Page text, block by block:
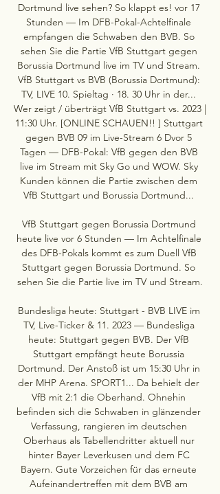
Dortmund live sehen? So klappt es! vor 17
Stunden — Im DFB-Pokal-Achtelfinale
empfangen die Schwaben den BVB. So
sehen Sie die Partie VfB Stuttgart gegen
Borussia Dortmund live im TV und Stream.
VfB Stuttgart vs BVB (Borussia Dortmund):
TV, LIVE 10. Spieltag · 18. 30 Uhr in der...
Wer zeigt / überträgt VfB Stuttgart vs. 2023 |
11:30 Uhr. [ONLINE SCHAUEN!! ] Stuttgart
gegen BVB 09 im Live-Stream 6 Dvor 5
Tagen — DFB-Pokal: VfB gegen den BVB
live im Stream mit Sky Go und WOW. Sky
Kunden können die Partie zwischen dem
VfB Stuttgart und Borussia Dortmund...
VfB Stuttgart gegen Borussia Dortmund
heute live vor 6 Stunden — Im Achtelfinale
des DFB-Pokals kommt es zum Duell VfB
Stuttgart gegen Borussia Dortmund. So
sehen Sie die Partie live im TV und Stream.
Bundesliga heute: Stuttgart - BVB LIVE im
TV, Live-Ticker & 11. 2023 — Bundesliga
heute: Stuttgart gegen BVB. Der VfB
Stuttgart empfängt heute Borussia
Dortmund. Der Anstoß ist um 15:30 Uhr in
der MHP Arena. SPORT1... Da behielt der
VfB mit 2:1 die Oberhand. Ohnehin
befinden sich die Schwaben in glänzender
Verfassung, rangieren im deutschen
Oberhaus als Tabellendritter aktuell nur
hinter Bayer Leverkusen und dem FC
Bayern. Gute Vorzeichen für das erneute
Aufeinandertreffen mit dem BVB am